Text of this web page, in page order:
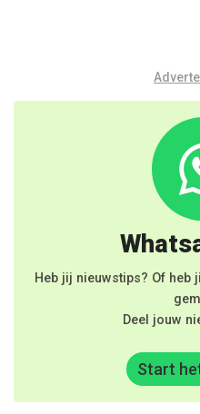
Heb jij nieuwstips? Of
Deel jouw
Start